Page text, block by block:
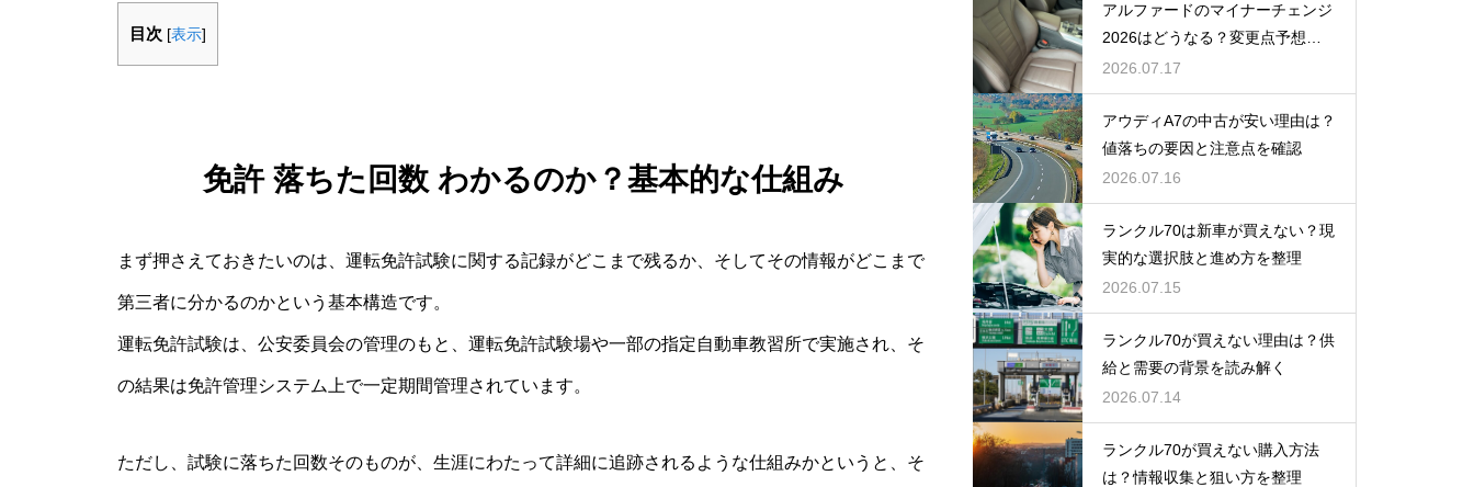
目次 [表示]
免許 落ちた回数 わかるのか？基本的な仕組み
まず押さえておきたいのは、運転免許試験に関する記録がどこまで残るか、そしてその情報がどこまで
第三者に分かるのかという基本構造です。
運転免許試験は、公安委員会の管理のもと、運転免許試験場や一部の指定自動車教習所で実施され、そ
の結果は免許管理システム上で一定期間管理されています。
ただし、試験に落ちた回数そのものが、生涯にわたって詳細に追跡されるような仕組みかというと、そ
アルファードのマイナーチェンジ
2026はどうなる？変更点予想と
買い時
2026.07.17
アウディA7の中古が安い理由は？
値落ちの要因と注意点を確認
2026.07.16
ランクル70は新車が買えない？現
実的な選択肢と進め方を整理
2026.07.15
ランクル70が買えない理由は？供
給と需要の背景を読み解く
2026.07.14
ランクル70が買えない購入方法
は？情報収集と狙い方を整理